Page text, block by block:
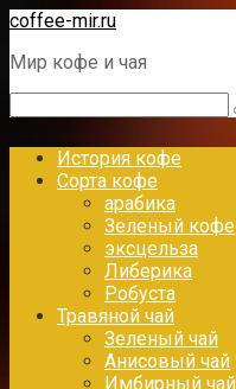
Перейти
контенту
coffee-mir.ru
Мир кофе и чая
История кофе
Сорта кофе
арабика
Зеленый кофе
эксцельза
Либерика
Робуста
Травяной чай
Зеленый чай
Анисовый чай
Имбирный чай